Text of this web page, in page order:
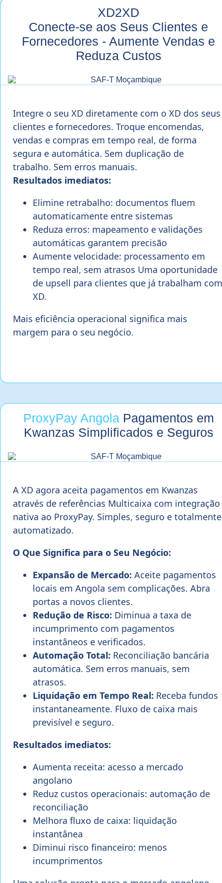
XD2XD
Conecte-se aos Seus Clientes e
Fornecedores - Aumente Vendas e
Reduza Custos
Integre o seu XD diretamente com o XD dos seus
clientes e fornecedores. Troque encomendas,
vendas e compras em tempo real, de forma
segura e automática. Sem duplicação de
trabalho. Sem erros manuais.
Resultados imediatos:
Elimine retrabalho: documentos fluem
automaticamente entre sistemas
Reduza erros: mapeamento e validações
automáticas garantem precisão
Aumente velocidade: processamento em
tempo real, sem atrasos Uma oportunidade
de upsell para clientes que já trabalham com
XD.
Mais eficiência operacional significa mais
margem para o seu negócio.
ProxyPay Angola Pagamentos em
Kwanzas Simplificados e Seguros
A XD agora aceita pagamentos em Kwanzas
através de referências Multicaixa com integração
nativa ao ProxyPay. Simples, seguro e totalmente
automatizado.
O Que Significa para o Seu Negócio:
Expansão de Mercado: Aceite pagamentos
locais em Angola sem complicações. Abra
portas a novos clientes.
Redução de Risco: Diminua a taxa de
incumprimento com pagamentos
instantâneos e verificados.
Automação Total: Reconciliação bancária
automática. Sem erros manuais, sem
atrasos.
Liquidação em Tempo Real: Receba fundos
instantaneamente. Fluxo de caixa mais
previsível e seguro.
Resultados imediatos:
Aumenta receita: acesso a mercado
angolano
Reduz custos operacionais: automação de
reconciliação
Melhora fluxo de caixa: liquidação
instantânea
Diminui risco financeiro: menos
incumprimentos